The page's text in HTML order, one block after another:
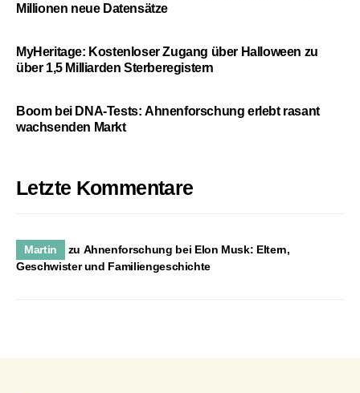
Millionen neue Datensätze
MyHeritage: Kostenloser Zugang über Halloween zu
über 1,5 Milliarden Sterberegistern
Boom bei DNA-Tests: Ahnenforschung erlebt rasant
wachsenden Markt
Letzte Kommentare
Martin zu Ahnenforschung bei Elon Musk: Eltern,
Geschwister und Familiengeschichte